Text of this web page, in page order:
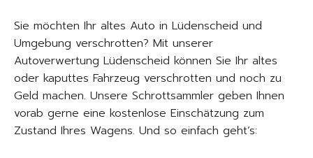
Sie möchten Ihr altes Auto in Lüdenscheid und
Umgebung verschrotten? Mit unserer
Autoverwertung Lüdenscheid können Sie Ihr altes
oder kaputtes Fahrzeug verschrotten und noch zu
Geld machen. Unsere Schrottsammler geben Ihnen
vorab gerne eine kostenlose Einschätzung zum
Zustand Ihres Wagens. Und so einfach geht’s: